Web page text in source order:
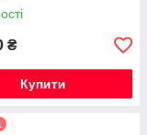
₴
Купити